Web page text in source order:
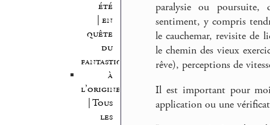
été
| en
quête
du
fantastique
à
l’origine
| Tous
les
paralysie ou poursuite,
sentiment, y compris
le cauchemar, revisite de
le chemin des vieux
rêve), perceptions de
Il est important pour moi
application ou une